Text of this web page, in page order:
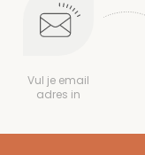
Vul je email
adres in